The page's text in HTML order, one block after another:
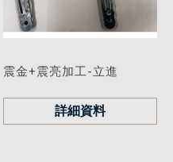
震金+震亮加工-立進
詳細資料